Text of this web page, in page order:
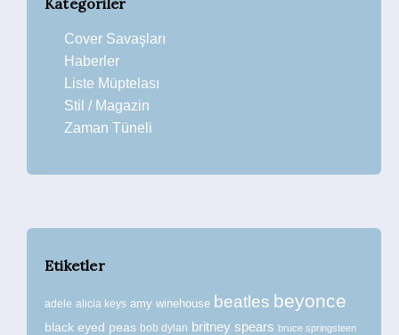
Cover Savaşları
Haberler
Liste Müptelası
Stil / Magazin
Zaman Tüneli
Etiketler
adele alicia keys amy winehouse beatles beyonce
black eyed peas bob dylan britney spears bruce springsteen